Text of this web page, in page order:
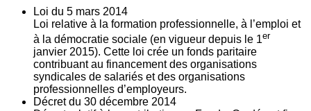
Loi du 5 mars 2014
Loi relative à la formation professionnelle, à l’emploi et
à la démocratie sociale (en vigueur depuis le 1er
janvier 2015). Cette loi crée un fonds paritaire
contribuant au financement des organisations
syndicales de salariés et des organisations
professionnelles d’employeurs.
Décret du 30 décembre 2014